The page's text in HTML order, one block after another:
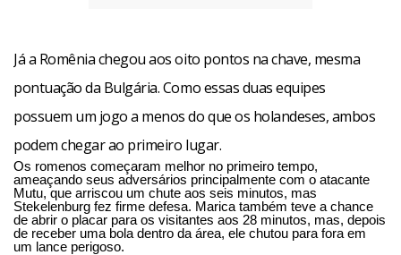
Já a Romênia chegou aos oito pontos na chave, mesma
pontuação da Bulgária. Como essas duas equipes
possuem um jogo a menos do que os holandeses, ambos
podem chegar ao primeiro lugar.
Os romenos começaram melhor no primeiro tempo,
ameaçando seus adversários principalmente com o atacante
Mutu, que arriscou um chute aos seis minutos, mas
Stekelenburg fez firme defesa. Marica também teve a chance
de abrir o placar para os visitantes aos 28 minutos, mas, depois
de receber uma bola dentro da área, ele chutou para fora em
um lance perigoso.